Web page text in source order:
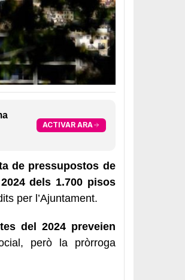
ACTIVAR ARA
de pressupostos de
dels 1.700 pisos
per l’Ajuntament.
del 2024 preveien
però la pròrroga